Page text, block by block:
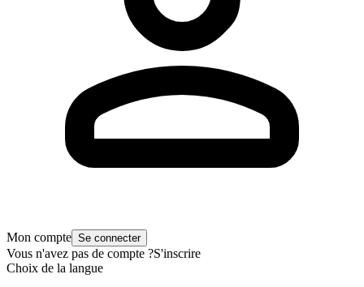
Mon compte Se connecter
Vous n'avez pas de compte ?S'inscrire
Choix de la langue